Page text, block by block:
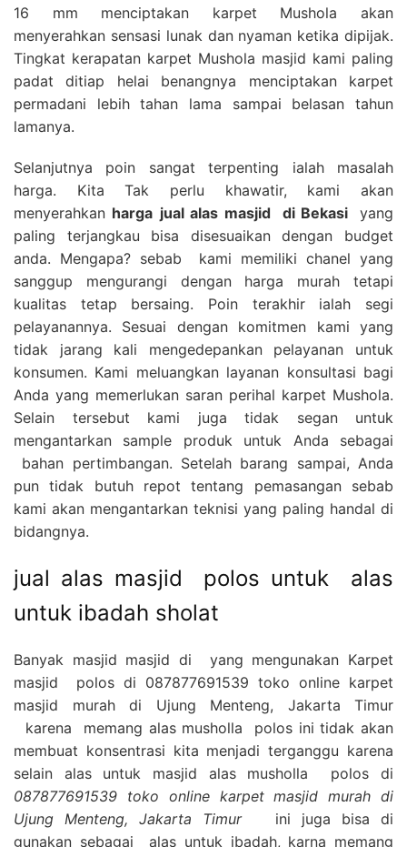
16 mm menciptakan karpet Mushola akan
menyerahkan sensasi lunak dan nyaman ketika dipijak.
Tingkat kerapatan karpet Mushola masjid kami paling
padat ditiap helai benangnya menciptakan karpet
permadani lebih tahan lama sampai belasan tahun
lamanya.
Selanjutnya poin sangat terpenting ialah masalah
harga. Kita Tak perlu khawatir, kami akan
menyerahkan harga jual alas masjid di Bekasiyang
paling terjangkau bisa disesuaikan dengan budget
anda. Mengapa? sebab kami memiliki chanel yang
sanggup mengurangi dengan harga murah tetapi
kualitas tetap bersaing. Poin terakhir ialah segi
pelayanannya. Sesuai dengan komitmen kami yang
tidak jarang kali mengedepankan pelayanan untuk
konsumen. Kami meluangkan layanan konsultasi bagi
Anda yang memerlukan saran perihal karpet Mushola.
Selain tersebut kami juga tidak segan untuk
mengantarkan sample produk untuk Anda sebagai
bahan pertimbangan. Setelah barang sampai, Anda
pun tidak butuh repot tentang pemasangan sebab
kami akan mengantarkan teknisi yang paling handal di
bidangnya.
jual alas masjid polos untuk alas
untuk ibadah sholat
Banyak masjid masjid di yang mengunakan Karpet
masjid polos di 087877691539 toko online karpet
masjid murah di Ujung Menteng, Jakarta Timur
karena memang alas musholla polos ini tidak akan
membuat konsentrasi kita menjadi terganggu karena
selain alas untuk masjid alas musholla polos di
087877691539 toko online karpet masjid murah di
Ujung Menteng, Jakarta Timur
ini juga bisa di
gunakan sebagai alas untuk ibadah, karna memang